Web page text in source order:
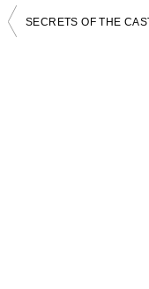
投
SECRETS OF THE